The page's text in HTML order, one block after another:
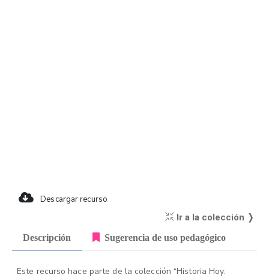
Descargar recurso
Ir a la colección ❭
Descripción Sugerencia de uso pedagógico
Este recurso hace parte de la colección “Historia Hoy: